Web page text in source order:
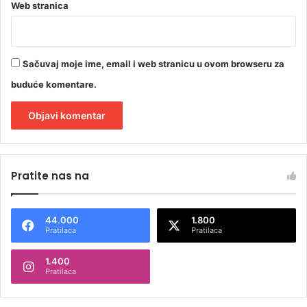
Web stranica
Sačuvaj moje ime, email i web stranicu u ovom browseru za
buduće komentare.
t
n
t
Pratite nas na
44.000
Pratilaca
1.800
Pratilaca
1.400
Pratilaca